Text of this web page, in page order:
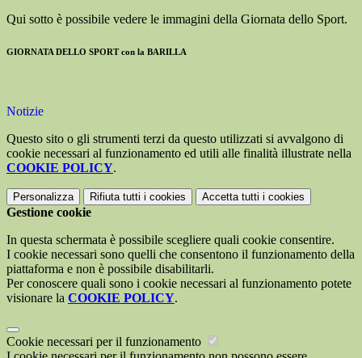
Qui sotto è possibile vedere le immagini della Giornata dello Sport.
GIORNATA DELLO SPORT con la BARILLA
Notizie
Questo sito o gli strumenti terzi da questo utilizzati si avvalgono di
cookie necessari al funzionamento ed utili alle finalità illustrate nella
COOKIE POLICY.
Personalizza Rifiuta tutti i cookies Accetta tutti i cookies
Gestione cookie
In questa schermata è possibile scegliere quali cookie consentire.
I cookie necessari sono quelli che consentono il funzionamento della
piattaforma e non è possibile disabilitarli.
Per conoscere quali sono i cookie necessari al funzionamento potete
visionare la COOKIE POLICY.
Cookie necessari per il funzionamento